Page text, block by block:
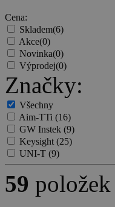
Cena:
Skladem(6)
Akce(0)
Novinka(0)
Výprodej(0)
Značky:
Všechny
Aim-TTi (16)
GW Instek (9)
Keysight(25)
UNI-T (9)
59 položek